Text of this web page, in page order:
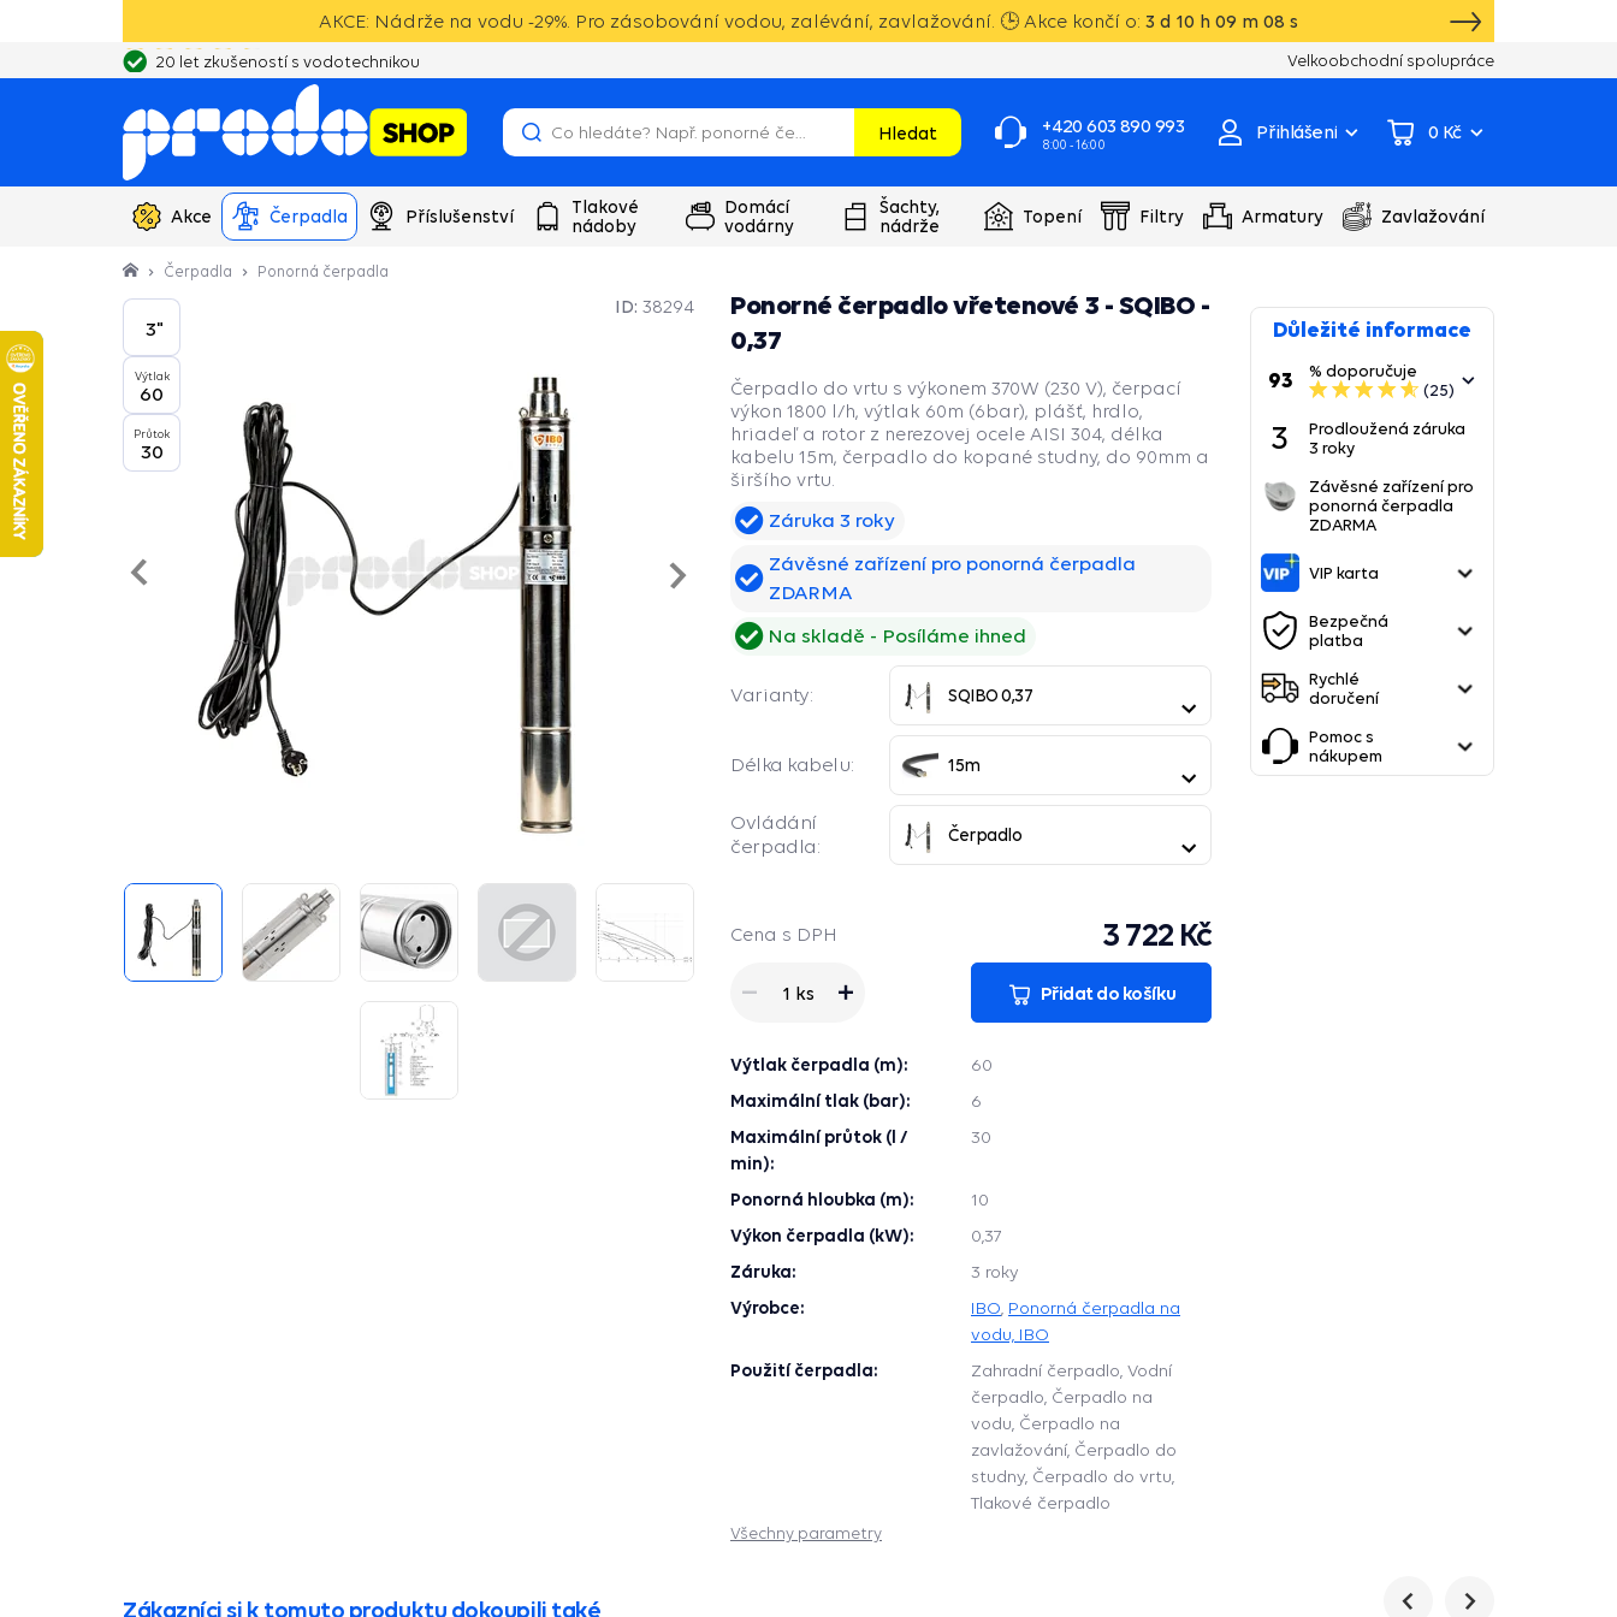
AKCE: Nádrže na vodu -29%. Pro zásobování vodou, zalévání, zavlažování. 🕒 Akce končí o: 3 d 10 h 09 m 07 s
20 let zkušeností s vodotechnikou Vlastní sklad, výroba, servisní centrum
Velkoobchodní spolupráce
Hledat +420 603 890 993
8:00 - 16:00
Přihlášení 0 Kč
Akce Čerpadla Příslušenství
Tlakové
nádoby
Domácí
vodárny
Šachty,
nádrže
Topení Filtry Armatury Zavlažování
Čerpadla Ponorná čerpadla
3"
Výtlak
60
Průtok
30
Předchozí Následující
Ponorné čerpadlo vřetenové 3 - SQIBO -
0,37
ID: 38294
Čerpadlo do vrtu s výkonem 370W (230 V), čerpací
výkon 1800 l/h, výtlak 60m (6bar), plášť, hrdlo,
hriadeľ a rotor z nerezovej ocele AISI 304, délka
kabelu 15m, čerpadlo do kopané studny, do 90mm a
širšího vrtu.
Záruka 3 roky
Závěsné zařízení pro ponorná čerpadla
ZDARMA
Na skladě
Posíláme ihned
Varianty: SQIBO 0,37
Délka kabelu: 15m
Ovládání
čerpadla:
Čerpadlo
Cena s DPH 3 722 Kč
1 ks Přidat do košíku
Výtlak čerpadla (m): 60
Maximální tlak (bar): 6
Maximální průtok (l /
min):
30
Ponorná hloubka (m): 10
Výkon čerpadla (kW): 0,37
Záruka: 3 roky
Výrobce: IBO Ponorná čerpadla na
vodu, IBO
Použití čerpadla:
Zahradní čerpadlo, Vodní
čerpadlo, Čerpadlo na
vodu, Čerpadlo na
zavlažování, Čerpadlo do
studny, Čerpadlo do vrtu,
Tlakové čerpadlo
Všechny parametry
Důležité informace
% doporučuje
(25)
93
3
Prodloužená záruka
3 roky
Závěsné zařízení pro
ponorná čerpadla
ZDARMA
VIP karta
Bezpečná
platba
Rychlé
doručení
Pomoc s
nákupem
Zákazníci si k tomuto produktu dokoupili také